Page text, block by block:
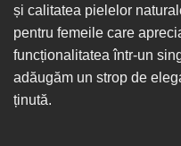
și calitatea pielelor
pentru femeile care
funcționalitatea într-un
adăugăm un strop de
ținută.